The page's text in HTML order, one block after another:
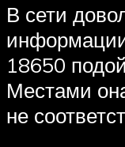
В сети
18650
Местами
не